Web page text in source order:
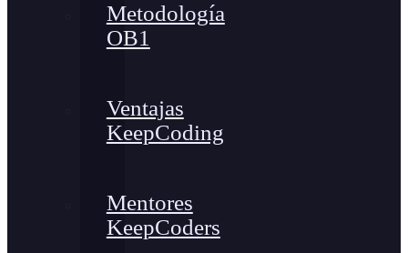
Metodología
OB1
Ventajas
KeepCoding
Mentores
KeepCoders